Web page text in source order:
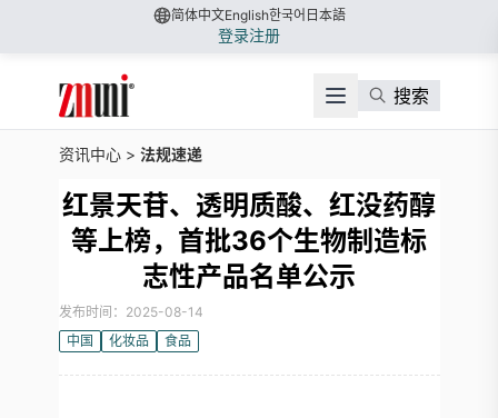
简体中文English한국어 日本語
登录注册
搜索
资讯中心 > 法规速递
红景天苷、透明质酸、红没药醇
等上榜，首批36个生物制造标
志性产品名单公示
发布时间：2025-08-14
中国
化妆品 食品